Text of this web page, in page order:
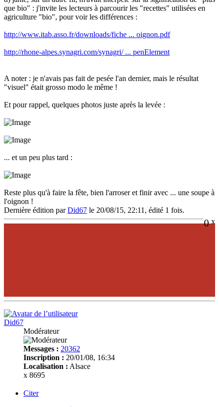
que bio" : j'invite les lecteurs à parcourir les "recettes" utilisées en
agriculture "bio", pour voir les différences :
http://www.itab.asso.fr/downloads/fiche ... oignon.pdf
http://rhone-alpes.synagri.com/synagri/ ... penElement
A noter : je n'avais pas fait de pesée l'an dernier, mais le résultat
"visuel" était grosso modo le même !
Et pour rappel, quelques photos juste après la levée :
... et un peu plus tard :
Reste plus qu'à faire la fête, bien l'arroser et finir avec ... une soupe à
l'oignon !
Dernière édition parDid67 le 20/08/15, 22:11, édité 1 fois.
0x
Did67
Modérateur
Messages : 20362
Inscription : 20/01/08, 16:34
Localisation : Alsace
x 8695
Citer